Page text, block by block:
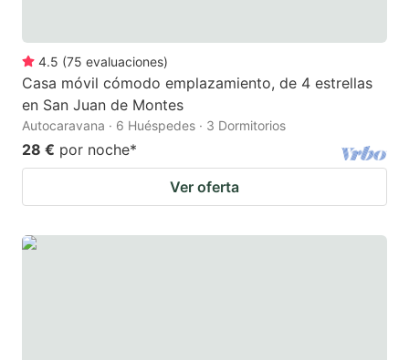
4.5 (75 evaluaciones)
Casa móvil cómodo emplazamiento, de 4 estrellas
en San Juan de Montes
Autocaravana · 6 Huéspedes · 3 Dormitorios
28 € por noche*
Ver oferta